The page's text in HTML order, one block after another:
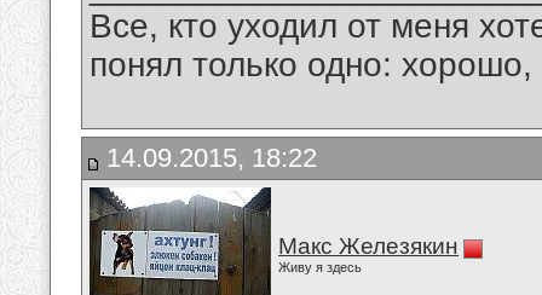
Все, кто уходил от меня
понял только одно:
14.09.2015, 18:22
Макс Железякин
Живу я здесь